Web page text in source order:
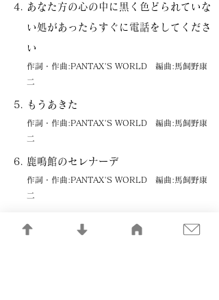
あなた方の心の中に黒く色どられていな
い処があったらすぐに電話をしてくださ
い
作詞・作曲:PANTAX'S WORLD 編曲:馬飼野康
二
もうあきた
作詞・作曲:PANTAX'S WORLD 編曲:馬飼野康
二
鹿鳴館のセレナーデ
作詞・作曲:PANTAX'S WORLD 編曲:馬飼野康
二
作詞・作曲:PANTAX'S WORLD 編曲:馬飼野康